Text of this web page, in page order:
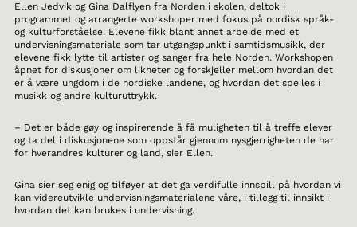
Ellen Jedvik og Gina Dalflyen fra Norden i skolen, deltok i
programmet og arrangerte workshoper med fokus på nordisk språk-
og kulturforståelse. Elevene fikk blant annet arbeide med et
undervisningsmateriale som tar utgangspunkt i samtidsmusikk, der
elevene fikk lytte til artister og sanger fra hele Norden. Workshopen
åpnet for diskusjoner om likheter og forskjeller mellom hvordan det
er å være ungdom i de nordiske landene, og hvordan det speiles i
musikk og andre kulturuttrykk.
– Det er både gøy og inspirerende å få muligheten til å treffe elever
og ta del i diskusjonene som oppstår gjennom nysgjerrigheten de har
for hverandres kulturer og land, sier Ellen.
Gina sier seg enig og tilføyer at det ga verdifulle innspill på hvordan vi
kan videreutvikle undervisningsmaterialene våre, i tillegg til innsikt i
hvordan det kan brukes i undervisning.